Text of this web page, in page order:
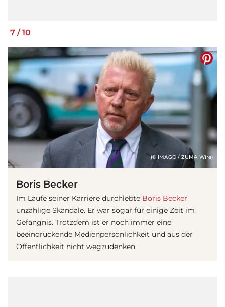
7 /10
(© IMAGO / ZUMA Wire)
Boris Becker
Im Laufe seiner Karriere durchlebte Boris Becker
unzählige Skandale. Er war sogar für einige Zeit im
Gefängnis. Trotzdem ist er noch immer eine
beeindruckende Medienpersönlichkeit und aus der
Öffentlichkeit nicht wegzudenken.